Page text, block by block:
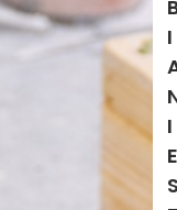
I
I
E